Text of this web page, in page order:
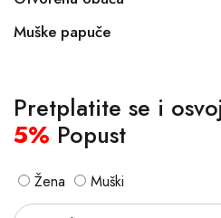
Muške papuče
Pretplatite se i
5% Popust
Žena Muški